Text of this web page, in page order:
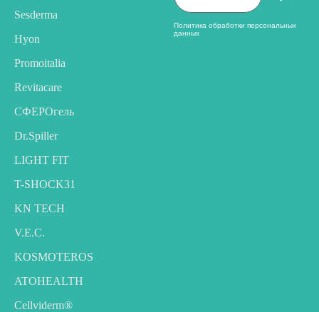
Sesderma
Hyon
Promoitalia
Revitacare
CФЕРОгель
Dr.Spiller
LIGHT FIT
T-SHOCK31
KN TECH
V.E.C.
KOSMOTEROS
ATOHEALTH
Cellviderm®
Политика обработки персональных
данных